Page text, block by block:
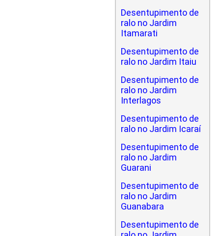
Desentupimento de
ralo no Jardim
Itamarati
Desentupimento de
ralo no Jardim Itaiu
Desentupimento de
ralo no Jardim
Interlagos
Desentupimento de
ralo no Jardim Icaraí
Desentupimento de
ralo no Jardim
Guarani
Desentupimento de
ralo no Jardim
Guanabara
Desentupimento de